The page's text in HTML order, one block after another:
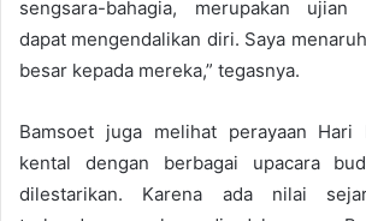
sengsara-bahagia, merupakan
dapat mengendalikan diri. Saya
besar kepada mereka,” tegasnya.
Bamsoet juga melihat perayaan Hari
kental dengan berbagai upacara
dilestarikan. Karena ada nilai